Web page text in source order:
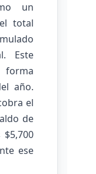
un
total
Este
forma
año.
el
de
$5,700
ese